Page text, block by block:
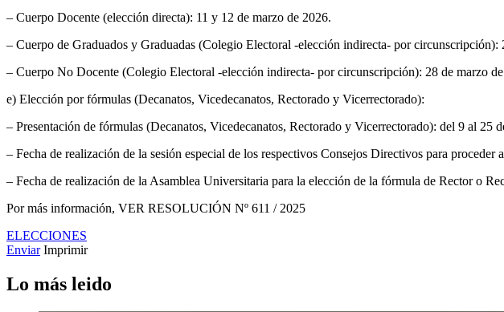
– Cuerpo Docente (elección directa): 11 y 12 de marzo de 2026.
– Cuerpo de Graduados y Graduadas (Colegio Electoral -elección indirecta- por circunscripción):
– Cuerpo No Docente (Colegio Electoral -elección indirecta- por circunscripción): 28 de marzo
e) Elección por fórmulas (Decanatos, Vicedecanatos, Rectorado y Vicerrectorado):
– Presentación de fórmulas (Decanatos, Vicedecanatos, Rectorado y Vicerrectorado): del 9 al 25
– Fecha de realización de la sesión especial de los respectivos Consejos Directivos para
– Fecha de realización de la Asamblea Universitaria para la elección de la fórmula de Rector o
Por más información, VER RESOLUCIÓN Nº 611 / 2025
ELECCIONES
Enviar Imprimir
Lo más leido